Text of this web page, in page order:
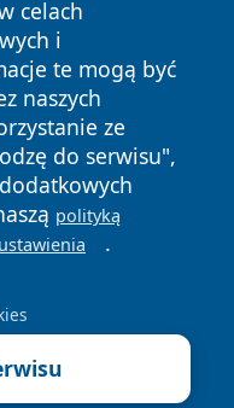
celach
i
te mogą być
naszych
ze
do serwisu",
polityką
.
Wszystkie prawa
Polityka
Cookies